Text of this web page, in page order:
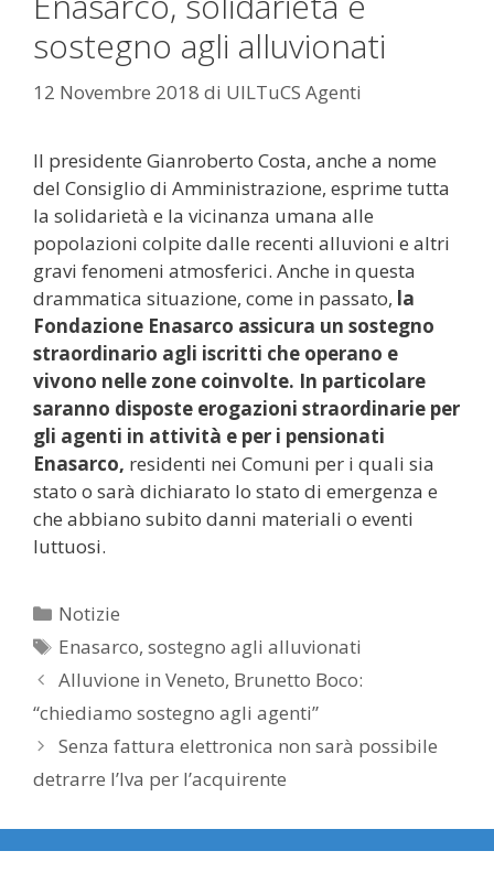
sostegno agli alluvionati
12 Novembre 2018 di UILTuCS Agenti
Il presidente Gianroberto Costa, anche a nome
del Consiglio di Amministrazione, esprime tutta
la solidarietà e la vicinanza umana alle
popolazioni colpite dalle recenti alluvioni e altri
gravi fenomeni atmosferici. Anche in questa
drammatica situazione, come in passato, la
Fondazione Enasarco assicura un sostegno
straordinario agli iscritti che operano e
vivono nelle zone coinvolte. In particolare
saranno disposte erogazioni straordinarie per
gli agenti in attività e per i pensionati
Enasarco, residenti nei Comuni per i quali sia
stato o sarà dichiarato lo stato di emergenza e
che abbiano subito danni materiali o eventi
luttuosi.
Categorie
Notizie
Tag
Enasarco,sostegno agli alluvionati
Alluvione in Veneto, Brunetto Boco:
“chiediamo sostegno agli agenti”
Senza fattura elettronica non sarà possibile
detrarre l’Iva per l’acquirente